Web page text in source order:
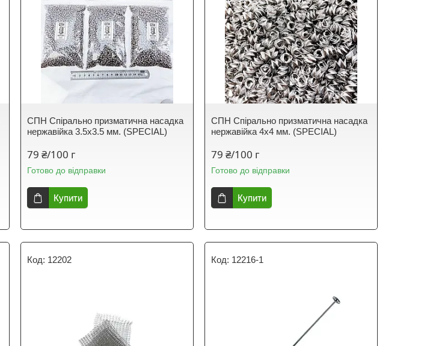
СПН Спірально призматична насадка
нержавійка 3.5х3.5 мм. (SPECIAL)
79 ₴/100 г
Готово до відправки
Купити
СПН Спірально призматична насадка
нержавійка 4х4 мм. (SPECIAL)
79 ₴/100 г
Готово до відправки
Купити
12202 12216-1